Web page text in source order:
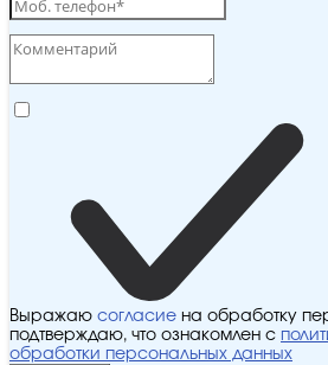
Выражаю согласие на обработку
подтверждаю, что ознакомлен с
обработки персональных данных